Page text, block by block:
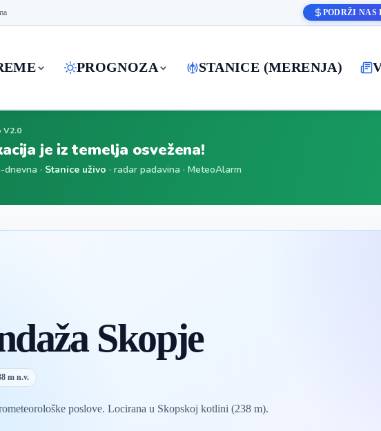
PODRŽI NAS
PROGNOZA STANICE (MERENJA)
V2.0
je iz temelja osvežena!
· Stanice uživo · radar padavina · MeteoAlarm
Skopje
m n.v.
poslove. Locirana u Skopskoj kotlini (238 m).